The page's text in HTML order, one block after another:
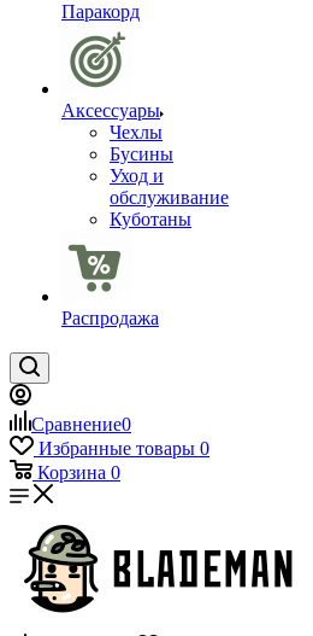
Паракорд
Аксессуары
Чехлы
Бусины
Уход и
обслуживание
Куботаны
Распродажа
Сравнение0
Избранные товары 0
Корзина 0